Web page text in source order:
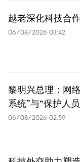
越老深化科技合
06/08/2026 03:42
黎明兴总理：网
系统”与“保护人
06/08/2026 02:59